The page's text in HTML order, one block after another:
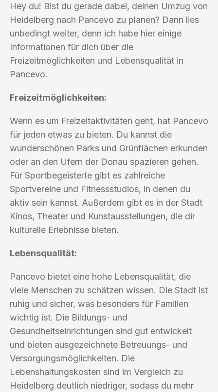
Hey du! Bist du gerade dabei, deinen Umzug von
Heidelberg nach Pancevo zu planen? Dann lies
unbedingt weiter, denn ich habe hier einige
Informationen für dich über die
Freizeitmöglichkeiten und Lebensqualität in
Pancevo.
Freizeitmöglichkeiten:
Wenn es um Freizeitaktivitäten geht, hat Pancevo
für jeden etwas zu bieten. Du kannst die
wunderschönen Parks und Grünflächen erkunden
oder an den Ufern der Donau spazieren gehen.
Für Sportbegeisterte gibt es zahlreiche
Sportvereine und Fitnessstudios, in denen du
aktiv sein kannst. Außerdem gibt es in der Stadt
Kinos, Theater und Kunstausstellungen, die dir
kulturelle Erlebnisse bieten.
Lebensqualität:
Pancevo bietet eine hohe Lebensqualität, die
viele Menschen zu schätzen wissen. Die Stadt ist
ruhig und sicher, was besonders für Familien
wichtig ist. Die Bildungs- und
Gesundheitseinrichtungen sind gut entwickelt
und bieten ausgezeichnete Betreuungs- und
Versorgungsmöglichkeiten. Die
Lebenshaltungskosten sind im Vergleich zu
Heidelberg deutlich niedriger, sodass du mehr